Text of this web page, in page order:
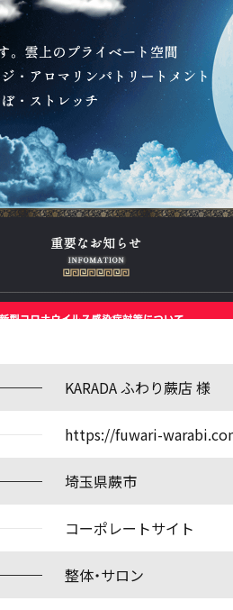
KARADA ふわり蕨店 様
https://fuwari-
埼玉県蕨市
コーポレートサイト
整体・サロン